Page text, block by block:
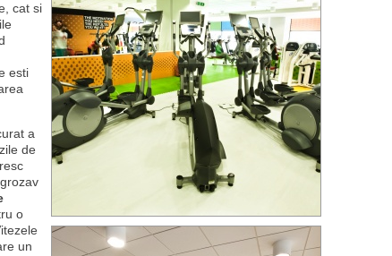
cat si
esti
a
de
o
un